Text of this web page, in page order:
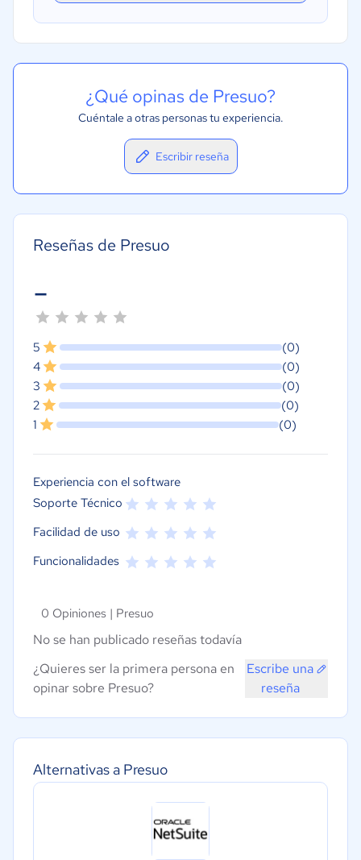
Alternativas a Presuo
¿Qué opinas de Presuo?
Cuéntale a otras personas tu experiencia.
Escribir reseña
Reseñas de Presuo
-
5
(0)
4
(0)
3
(0)
2
(0)
1
(0)
Experiencia con el software
Soporte Técnico
Facilidad de uso
Funcionalidades
0 Opiniones | Presuo
No se han publicado reseñas todavía
¿Quieres ser la primera persona en
opinar sobre Presuo?
Escribe una
reseña